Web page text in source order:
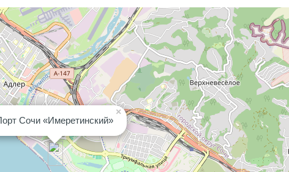
×
Сочи «Имеретинский»